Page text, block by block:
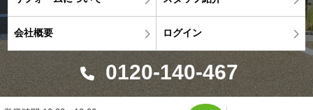
会社概要 ログイン
0120-140-467